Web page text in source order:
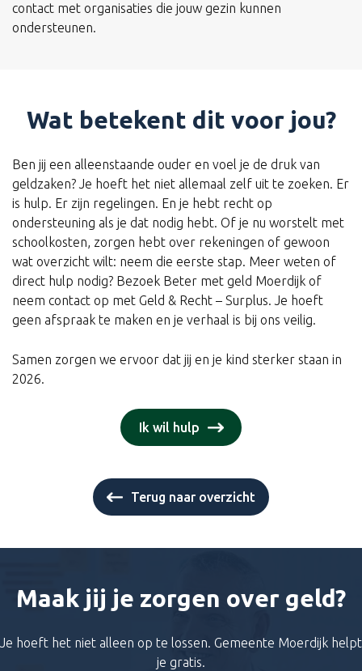
contact met organisaties die jouw gezin kunnen
ondersteunen.
Wat betekent dit voor jou?
Ben jij een alleenstaande ouder en voel je de druk van
geldzaken? Je hoeft het niet allemaal zelf uit te zoeken. Er
is hulp. Er zijn regelingen. En je hebt recht op
ondersteuning als je dat nodig hebt. Of je nu worstelt met
schoolkosten, zorgen hebt over rekeningen of gewoon
wat overzicht wilt: neem die eerste stap. Meer weten of
direct hulp nodig? Bezoek Beter met geld Moerdijk of
neem contact op met Geld & Recht – Surplus. Je hoeft
geen afspraak te maken en je verhaal is bij ons veilig.
Samen zorgen we ervoor dat jij en je kind sterker staan in
2026.
Ik wil hulp
Terug naar overzicht
Maak jij je zorgen over geld?
Je hoeft het niet alleen op te lossen. Gemeente Moerdijk helpt
je gratis.